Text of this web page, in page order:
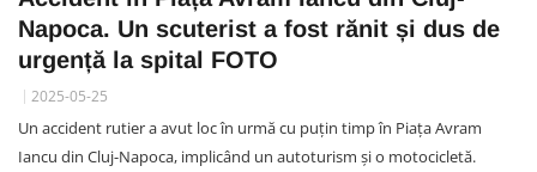
Napoca. Un scuterist a fost rănit și dus de
urgență la spital FOTO
2025-05-25
Un accident rutier a avut loc în urmă cu puțin timp în Piața Avram
Iancu din Cluj-Napoca, implicând un autoturism și o motocicletă.